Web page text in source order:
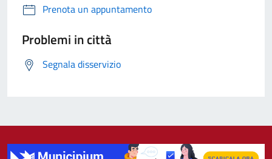
Prenota un appuntamento
Problemi in città
Segnala disservizio